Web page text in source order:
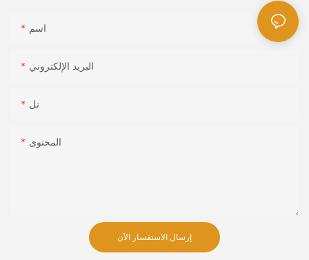
اسم
البريد الإلكتروني
تل
المحتوى
إرسال الاستفسار الآن